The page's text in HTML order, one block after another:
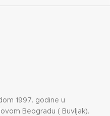
1997. godine u
Beogradu ( Buvljak).